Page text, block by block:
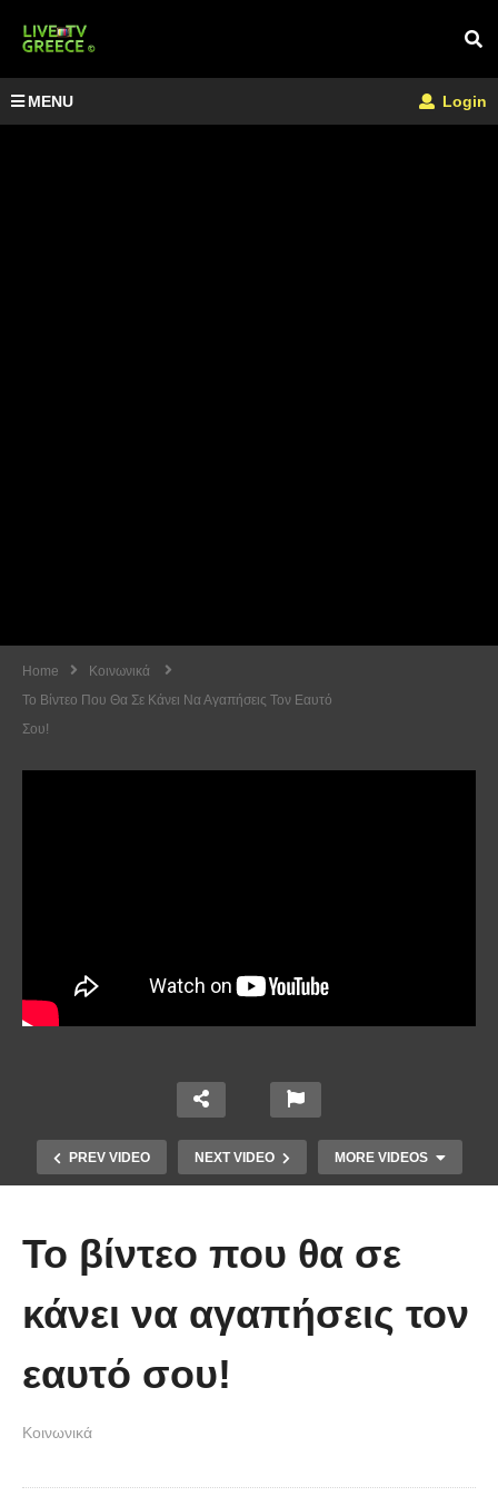
MENU Login
Home
Κοινωνικά
Το Βίντεο Που Θα Σε Κάνει Να Αγαπήσεις Τον Εαυτό
Σου!
PREV VIDEO NEXT VIDEO MORE VIDEOS
Ένα ζευγάρι τον πρώτο χρόνο VS
(Βίντεο)
Το βίντεο που θα σε
κάνει να αγαπήσεις τον
εαυτό σου!
Κοινωνικά